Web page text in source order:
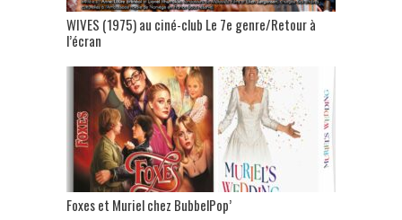
WIVES (1975) au ciné-club Le 7e genre/Retour à
l’écran
Foxes et Muriel chez BubbelPop’